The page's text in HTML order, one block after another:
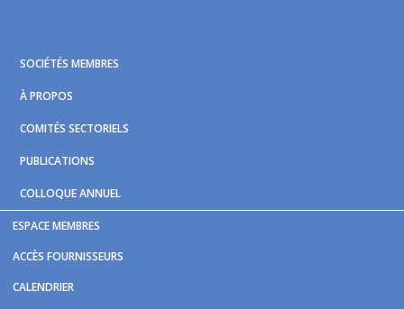
primary
navigation
main
content
footer
ESPACE MEMBRES
ACCÈS FOURNISSEURS
CALENDRIER
SOCIÉTÉS MEMBRES
À PROPOS
COMITÉS SECTORIELS
PUBLICATIONS
COLLOQUE ANNUEL
Vous êtes ici :Accueil
commun rebaptisé – Le Soleil